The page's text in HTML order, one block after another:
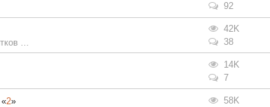
92
...
42K
38
14K
7
«2»
58K